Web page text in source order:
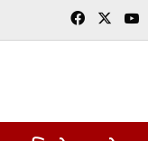
Facebook